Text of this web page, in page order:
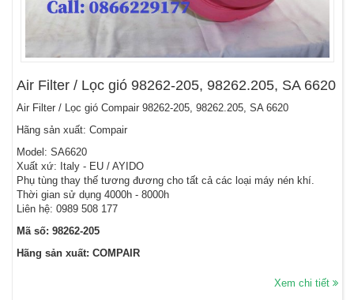
Air Filter / Lọc gió 98262-205, 98262.205, SA 6620
Air Filter / Lọc gió Compair 98262-205, 98262.205, SA 6620
Hãng sản xuất: Compair
Model: SA6620
Xuất xứ: Italy - EU / AYIDO
Phụ tùng thay thế tương đương cho tất cả các loại máy nén khí.
Thời gian sử dụng 4000h - 8000h
Liên hệ: 0989 508 177
Mã số: 98262-205
Hãng sản xuất: COMPAIR
Xem chi tiết